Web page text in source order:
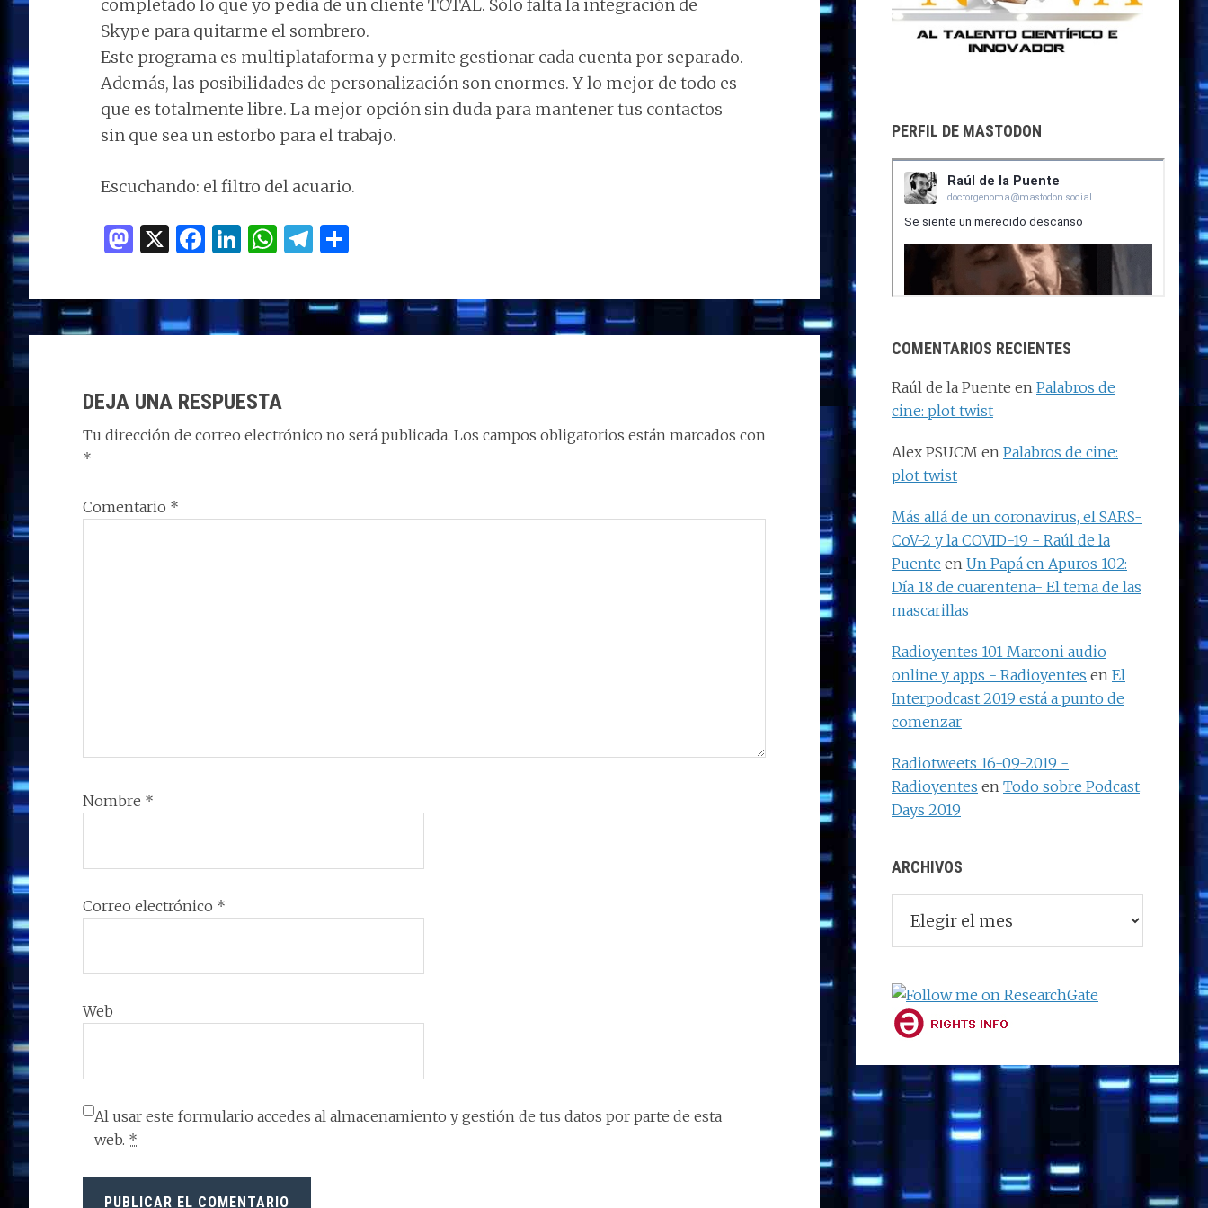
completado lo que yo pedía de un cliente TOTAL. Sólo falta la integración de
Skype para quitarme el sombrero.
Este programa es multiplataforma y permite gestionar cada cuenta por separado.
Además, las posibilidades de personalización son enormes. Y lo mejor de todo es
que es totalmente libre. La mejor opción sin duda para mantener tus contactos
sin que sea un estorbo para el trabajo.
Escuchando: el filtro del acuario.
M
to
d
X F
ce
b
k
Li
k
e
W
at
s
p
T
e
g
m
p
INTERACCIONES
LECTORES
DEJA UNA RESPUESTA
Tu dirección de correo electrónico no será publicada. Los campos obligatorios están marcados con
*
Comentario *
Nombre *
Correo electrónico *
Web
Al usar este formulario accedes al almacenamiento y gestión de tus datos por parte de esta
web. *
PERFIL DE MASTODON
COMENTARIOS RECIENTES
Raúl de la Puente en Palabros de
cine: plot twist
Alex PSUCM en Palabros de cine:
plot twist
Más allá de un coronavirus, el SARS-
CoV-2 y la COVID-19 - Raúl de la
Puente en Un Papá en Apuros 102:
Día 18 de cuarentena- El tema de las
mascarillas
Radioyentes 101 Marconi audio
online y apps - Radioyentes en El
Interpodcast 2019 está a punto de
comenzar
Radiotweets 16-09-2019 -
Radioyentes en Todo sobre Podcast
Days 2019
ARCHIVOS